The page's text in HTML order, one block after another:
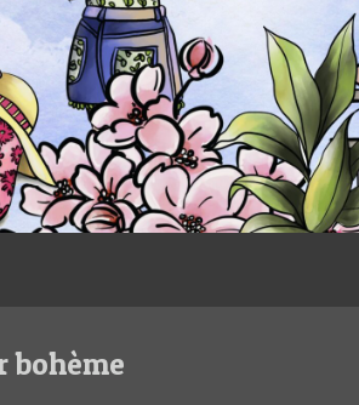
bohème